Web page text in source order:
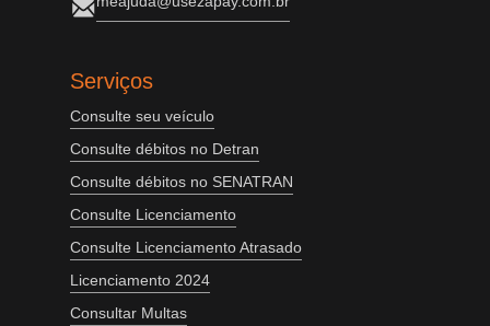
Serviços
Consulte seu veículo
Consulte débitos no Detran
Consulte débitos no SENATRAN
Consulte Licenciamento
Consulte Licenciamento Atrasado
Licenciamento 2024
Consultar Multas